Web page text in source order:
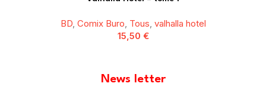
BD, Comix Buro, Tous, valhalla hotel
15,50 €
News letter